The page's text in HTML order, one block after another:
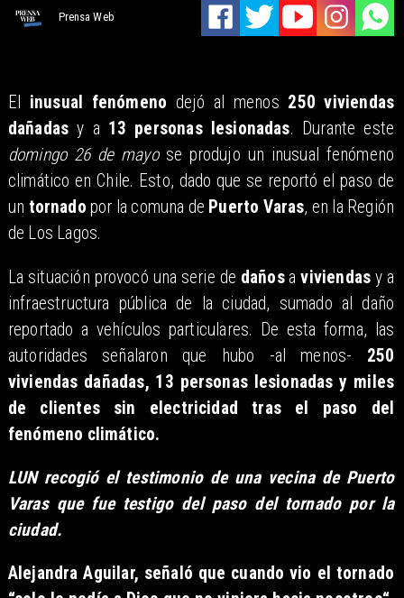
Prensa Web
El inusual fenómeno dejó al menos 250 viviendas
dañadas y a 13 personas lesionadas. Durante este
domingo 26 de mayose produjo un inusual fenómeno
climático en Chile. Esto, dado que se reportó el paso de
un tornado por la comuna de Puerto Varas, en la Región
de Los Lagos.
La situación provocó una serie de dañosaviviendas y a
infraestructura pública de la ciudad, sumado al daño
reportado a vehículos particulares. De esta forma, las
autoridades señalaron que hubo -al menos- 250
viviendas dañadas, 13 personas lesionadas y miles
de clientes sin electricidad tras el paso del
fenómeno climático.
LUN recogió el testimonio de una vecina de Puerto
Varas que fue testigo del paso del tornado por la
ciudad.
Alejandra Aguilar, señaló que cuando vio el tornado